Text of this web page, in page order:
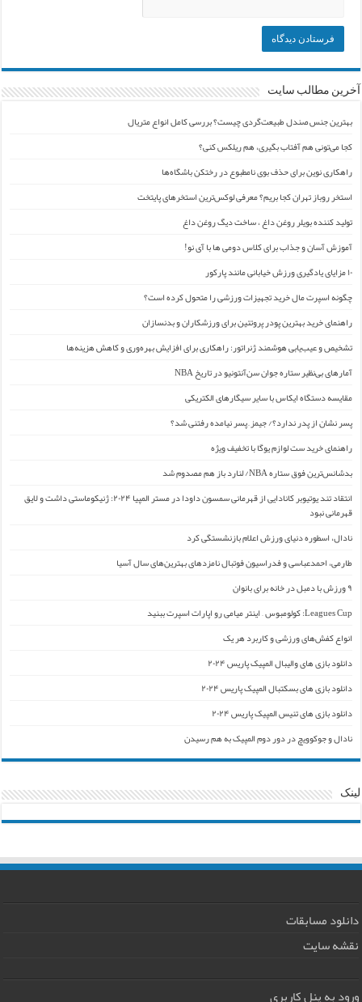
آخرین مطالب سایت
بهترین جنس صندل طبیعت‌گردی چیست؟ بررسی کامل انواع متریال
کجا می‌تونی هم آفتاب بگیری، هم ریلکس کنی؟
راهکاری نوین برای حذف بوی نامطبوع در رختکن باشگاه‌ها
استخر روباز تهران کجا بریم؟ معرفی لوکس‌ترین استخرهای پایتخت
تولید کننده بویلر روغن داغ ، ساخت دیگ روغن داغ
آموزش آسان و جذاب برای کلاس دومی ها با آی نو!
۱۰ مزایای یادگیری ورزش خیابانی مانند پارکور
چگونه اسپرت مال خرید تجهیزات ورزشی را متحول کرده است؟
راهنمای خرید بهترین پودر پروتئین برای ورزشکاران و بدنسازان
تشخیص و عیب‌یابی هوشمند ژنراتور: راهکاری برای افزایش بهره‌وری و کاهش هزینه‌ها
آمارهای بی‌نظیر ستاره جوان سن‌آنتونیو در تاریخ NBA
مقایسه دستگاه ایکاس با سایر سیگارهای الکتریکی
پسر نشان از پدر ندارد؟/ جیمز ِ پسر نیامده رفتنی شد؟
راهنمای خرید ست لوازم یوگا با تخفیف ویژه
بدشانس‌ترین فوق ستاره NBA/ لنارد باز هم مصدوم شد
انتقاد تند یوتیوبر کانادایی از قهرمانی سمسون داودا در مستر المپیا ۲۰۲۴: ژنیکوماستی داشت و لایق
قهرمانی نبود
نادال، اسطوره دنیای ورزش اعلام بازنشستگی کرد
طارمی، احمدعباسی و فدراسیون فوتبال نامزدهای بهترین‌های سال آسیا
۹ ورزش با دمبل در خانه برای بانوان
Leagues Cup: کولومبوس – اینتر میامی رو اپارات اسپرت ببنید
انواع کفش‌های ورزشی و کاربرد هر یک
دانلود بازی های والیبال المپیک پاریس ۲۰۲۴
دانلود بازی های بسکتبال المپیک پاریس ۲۰۲۴
دانلود بازی های تنیس المپیک پاریس ۲۰۲۴
نادال و جوکوویچ در دور دوم المپیک به هم رسیدن
لینک
دانلود مسابقات
نقشه سایت
ورود به پنل کاربری